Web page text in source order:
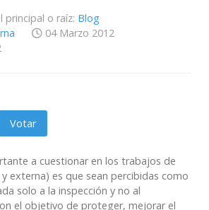
principal o raíz: Blog
04 Marzo 2012
a cuestionar en los trabajos de
externa) es que sean percibidas como
solo a la inspección y no al
el objetivo de proteger, mejorar el